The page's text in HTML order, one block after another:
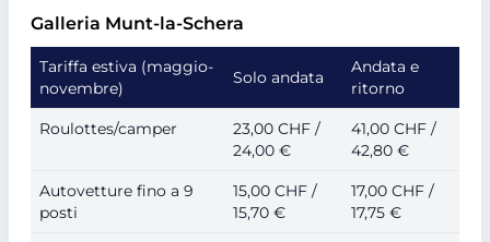
Galleria Munt-la-Schera
Tariffa estiva (maggio-
novembre)
Solo andata
Andata e
ritorno
Roulottes/camper
23,00 CHF /
24,00 €
41,00 CHF /
42,80 €
Autovetture fino a 9
posti
15,00 CHF /
15,70 €
17,00 CHF /
17,75 €